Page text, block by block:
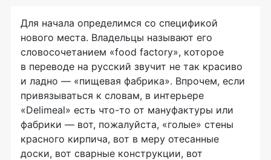
Для начала определимся со спецификой
нового места. Владельцы называют его
словосочетанием «food factory», которое
в переводе на русский звучит не так красиво
и ладно — «пищевая фабрика». Впрочем, если
привязываться к словам, в интерьере
«Delimeal» есть что-то от мануфактуры или
фабрики — вот, пожалуйста, «голые» стены
красного кирпича, вот в меру отесанные
доски, вот сварные конструкции, вот